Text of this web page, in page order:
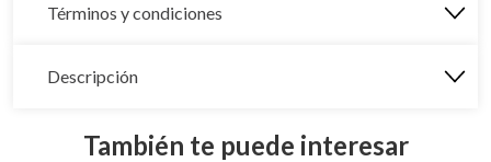
Términos y condiciones
Descripción
También te puede interesar